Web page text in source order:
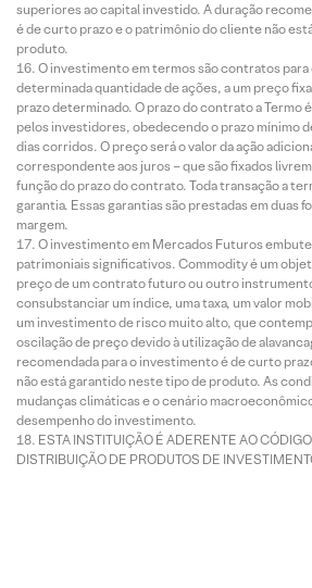
superiores ao capital investido. A duração
é de curto prazo e o patrimônio do cliente não
produto.
O investimento em termos são contratos para
determinada quantidade de ações, a um preço
prazo determinado. O prazo do contrato a Termo
pelos investidores, obedecendo o prazo mínimo
dias corridos. O preço será o valor da ação
correspondente aos juros – que são fixados
função do prazo do contrato. Toda transação a
garantia. Essas garantias são prestadas em duas
margem.
O investimento em Mercados Futuros
patrimoniais significativos. Commodity é um
preço de um contrato futuro ou outro
consubstanciar um índice, uma taxa, um valor
um investimento de risco muito alto, que
oscilação de preço devido à utilização de
recomendada para o investimento é de curto
não está garantido neste tipo de produto. As
mudanças climáticas e o cenário
desempenho do investimento.
ESTA INSTITUIÇÃO É ADERENTE AO
DISTRIBUIÇÃO DE PRODUTOS DE